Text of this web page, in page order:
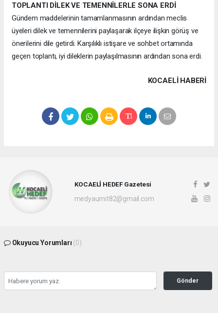
TOPLANTI DİLEK VE TEMENNİLERLE SONA ERDİ
Gündem maddelerinin tamamlanmasının ardından meclis
üyeleri dilek ve temennilerini paylaşarak ilçeye ilişkin görüş ve
önerilerini dile getirdi. Karşılıklı istişare ve sohbet ortamında
geçen toplantı, iyi dileklerin paylaşılmasının ardından sona erdi.
KOCAELI HABERİ
KOCAELİ HEDEF Gazetesi
medyaumit82@gmail.com
Okuyucu Yorumları (0)
Gönder